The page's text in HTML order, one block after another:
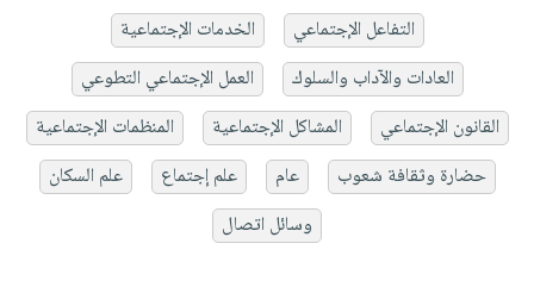
التفاعل الإجتماعي
الخدمات الإجتماعية
العادات والآداب والسلوك
العمل الإجتماعي التطوعي
القانون الإجتماعي
المشاكل الإجتماعية
المنظمات الإجتماعية
حضارة وثقافة شعوب
عام علم إجتماع
علم السكان
وسائل اتصال